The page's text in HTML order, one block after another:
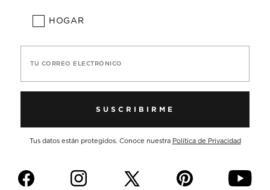
HOGAR
TU CORREO ELECTRÓNICO
SUSCRIBIRME
Tus datos están protegidos. Conoce nuestra Política de Privacidad
f i p y